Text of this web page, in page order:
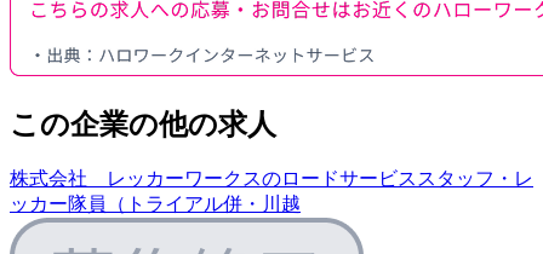
この企業の他の求人
株式会社 レッカーワークスのロードサービススタッフ・レ
ッカー隊員（トライアル併・川越